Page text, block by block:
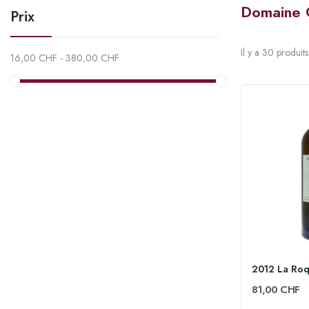
Prix
16,00 CHF - 380,00 CHF
Domaine
Il y a 30
81,00 CHF